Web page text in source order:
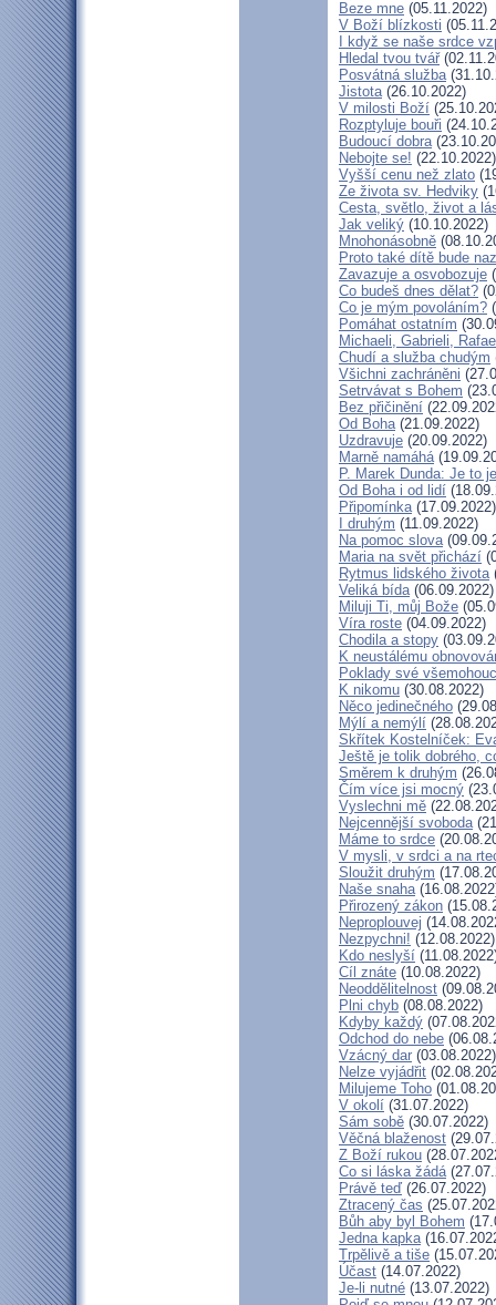
Beze mne (05.11.2022)
V Boží blízkosti
I když se naše srdce
Hledal tvou tvář
Posvátná služba
Jistota(26.10.2022)
V milosti Boží
Rozptyluje bouři
Budoucí dobra
Nebojte se! (22.10.2022)
Vyšší cenu než zlato
Ze života sv. Hedviky
Cesta, světlo, život a
Jak veliký (10.10.2022)
Mnohonásobně
Proto také dítě bude
Zavazuje a osvobozuje
Co budeš dnes dělat?
Co je mým povoláním?
Pomáhat ostatním
Michaeli, Gabrieli,
Chudí a služba chudým
Všichni zachráněni
Setrvávat s Bohem
Bez přičinění
Od Boha(21.09.2022)
Uzdravuje (20.09.2022)
Marně namáhá
P. Marek Dunda: Je to
Od Boha i od lidí
Připomínka(17.09.2022)
I druhým (11.09.2022)
Na pomoc slova
Maria na svět přichází
Rytmus lidského života
Veliká bída(06.09.2022)
Miluji Ti, můj Bože
Víra roste (04.09.2022)
Chodila a stopy
K neustálému
Poklady své
K nikomu (30.08.2022)
Něco jedinečného
Mýlí a nemýlí
Skřítek Kostelníček:
Ještě je tolik dobrého,
Směrem k druhým
Čím více jsi mocný
Vyslechni mě
Nejcennější svoboda
Máme to srdce
V mysli, v srdci a na
Sloužit druhým
Naše snaha
Přirozený zákon
Neproplouvej
Nezpychni! (12.08.2022)
Kdo neslyší
Cíl znáte (10.08.2022)
Neoddělitelnost
Plni chyb (08.08.2022)
Kdyby každý
Odchod do nebe
Vzácný dar (03.08.2022)
Nelze vyjádřit
Milujeme Toho
V okolí (31.07.2022)
Sám sobě (30.07.2022)
Věčná blaženost
Z Boží rukou
Co si láska žádá
Právě teď (26.07.2022)
Ztracený čas
Bůh aby byl Bohem
Jedna kapka
Trpělivě a tiše
Účast (14.07.2022)
Je-li nutné (13.07.2022)